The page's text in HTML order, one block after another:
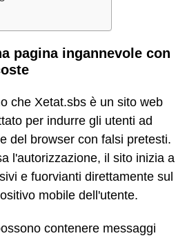
pagina ingannevole con
che Xetat.sbs è un sito web
per indurre gli utenti ad
del browser con falsi pretesti.
l'autorizzazione, il sito inizia a
e fuorvianti direttamente sul
mobile dell'utente.
contenere messaggi